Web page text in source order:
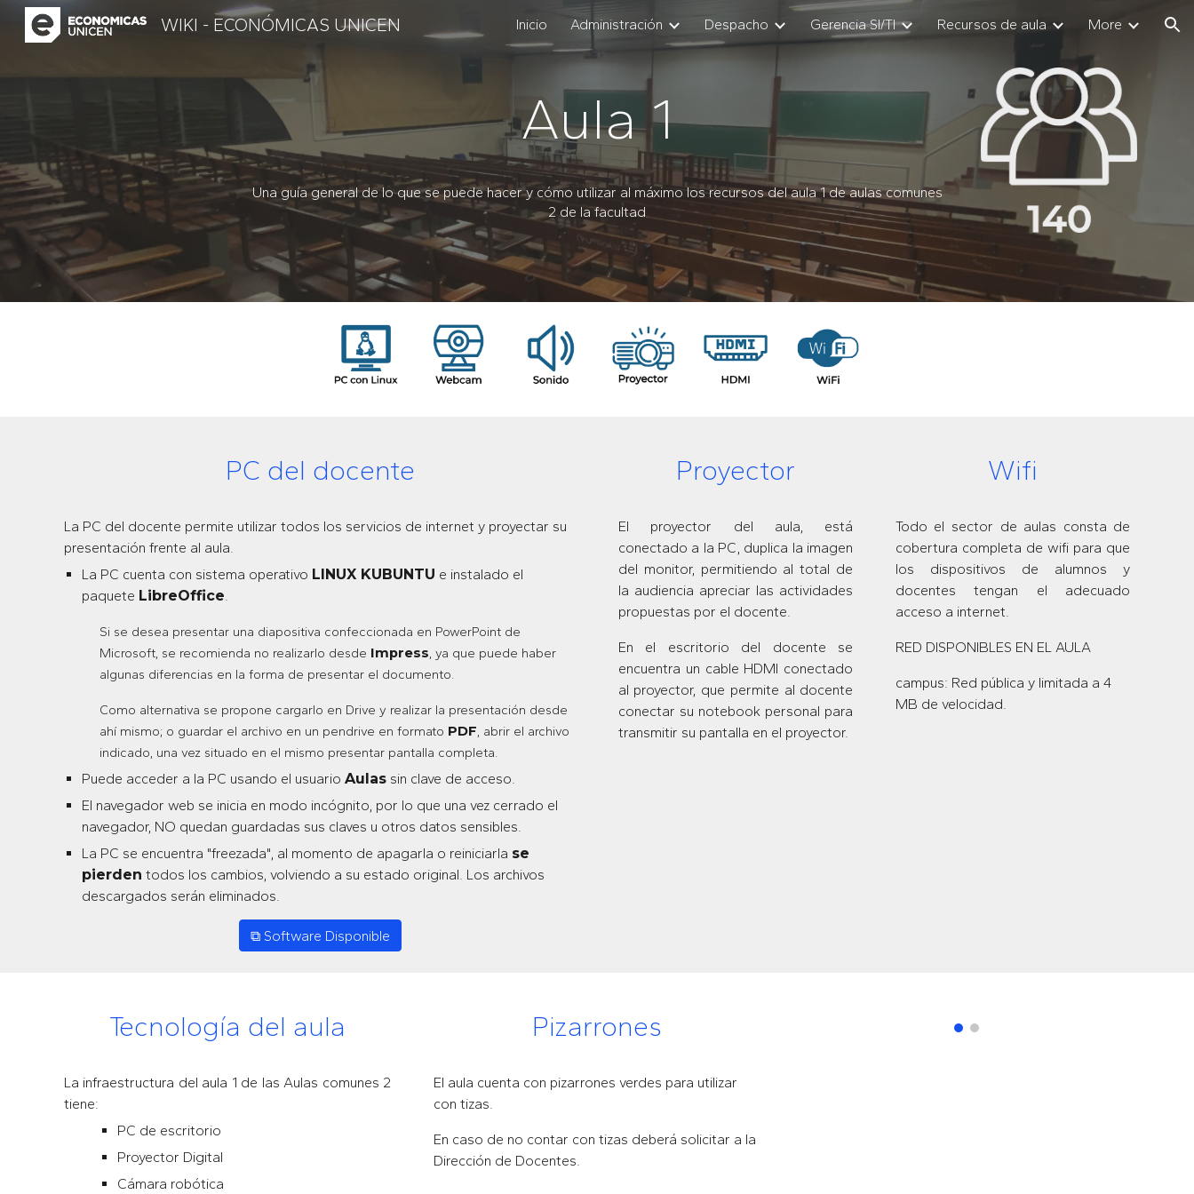
Skip to main content Skip to navigation
WIKI - ECONÓMICAS UNICEN Inicio Administración Despacho Gerencia SI/TI Recursos de aula More
Aula 1
Una guía general de lo que se puede hacer y cómo utilizar al máximo los recursos del aula 1 de aulas comunes
2 de la facultad
PC del docente
La PC del docente permite utilizar todos los servicios de internet y proyectar su
presentación frente al aula.
La PC cuenta con sistema operativo LINUX KUBUNTU e instalado el
paquete LibreOffice.
Si se desea presentar una diapositiva confeccionada en PowerPoint de
Microsoft, se recomienda no realizarlo desde Impress, ya que puede haber
algunas diferencias en la forma de presentar el documento.
Como alternativa se propone cargarlo en Drive y realizar la presentación desde
ahí mismo; o guardar el archivo en un pendrive en formato PDF, abrir el archivo
indicado, una vez situado en el mismo presentar pantalla completa.
Puede acceder a la PC usando el usuario Aulassin clave de acceso.
El navegador web se inicia en modo incógnito, por lo que una vez cerrado el
navegador, NO quedan guardadas sus claves u otros datos sensibles.
La PC se encuentra "freezada", al momento de apagarla o reiniciarla se
pierden todos los cambios, volviendo a su estado original. Los archivos
descargados serán eliminados.
⧉ Software Disponible
Proyector
El proyector del aula, está
conectado a la PC, duplica la imagen
del monitor, permitiendo al total de
la audiencia apreciar las actividades
propuestas por el docente.
En el escritorio del docente se
encuentra un cable HDMI conectado
al proyector, que permite al docente
conectar su notebook personal para
transmitir su pantalla en el proyector.
Wifi
Todo el sector de aulas consta de
cobertura completa de wifi para que
los dispositivos de alumnos y
docentes tengan el adecuado
acceso a internet.
RED DISPONIBLES EN EL AULA
campus: Red pública y limitada a 4
MB de velocidad.
Tecnología del aula
La infraestructura del aula 1 de lasAulas comunes 2
tiene:
PC de escritorio
Proyector Digital
Cámara robótica
Pizarrones
El aula cuenta con pizarrones verdes para utilizar
con tizas.
En caso de no contar con tizas deberá solicitar a la
Dirección de Docentes.